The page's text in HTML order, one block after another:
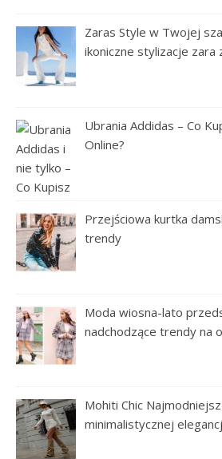
Zaras Style w Twojej
ikoniczne stylizacje zara
Ubrania Addidas – Co
Online?
Przejściowa kurtka
trendy
Moda wiosna-lato
nadchodzące trendy na
Mohiti Chic
minimalistycznej